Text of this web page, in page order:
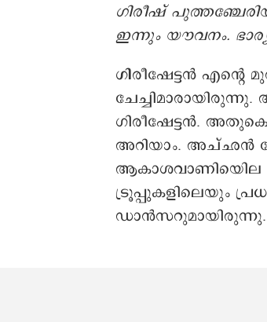
ഗിരീഷ്
ഇന്നും യൗവനം.
ഗിരീഷേട്ടൻ
ഗിരീഷേട്ടൻ.
അറിയാം. അച്ഛൻ
ആകാശവാണിയിെല
ട്രൂപ്പുകളിലെയും
ഡാൻസറുമായിരുന്നു.